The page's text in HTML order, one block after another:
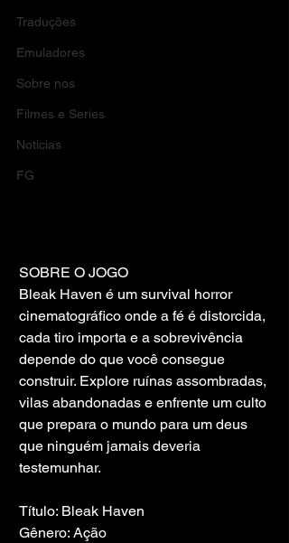
Traduções
Emuladores
Sobre nos
Filmes e Series
Noticias
FG
SOBRE O JOGO
Bleak Haven é um survival horror
cinematográfico onde a fé é distorcida,
cada tiro importa e a sobrevivência
depende do que você consegue
construir. Explore ruínas assombradas,
vilas abandonadas e enfrente um culto
que prepara o mundo para um deus
que ninguém jamais deveria
testemunhar.
Título: Bleak Haven
Gênero: Ação